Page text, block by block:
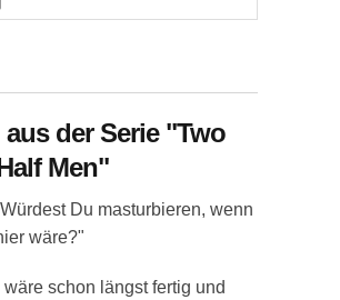
der Serie "Two
Men"
Du masturbieren, wenn
wäre?"
schon längst fertig und